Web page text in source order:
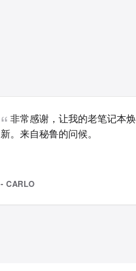
非常感谢，让我的老笔记本
新。来自秘鲁的问候。
- CARLO